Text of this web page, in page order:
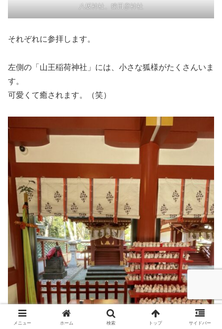
八坂神社、猿田彦神社
それぞれに参拝します。
左側の「山王稲荷神社」には、小さな狐様がたくさんいま
す。
可愛くて癒されます。（笑）
メニュー ホーム 検索 トップ サイドバー